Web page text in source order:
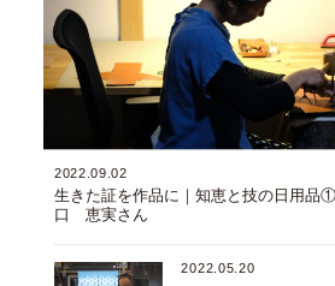
2022.09.02
生きた証を作品に｜知恵と技の日用
口 恵実さん
2022.05.20